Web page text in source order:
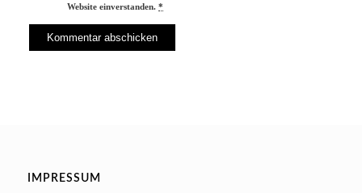
Website einverstanden.*
IMPRESSUM